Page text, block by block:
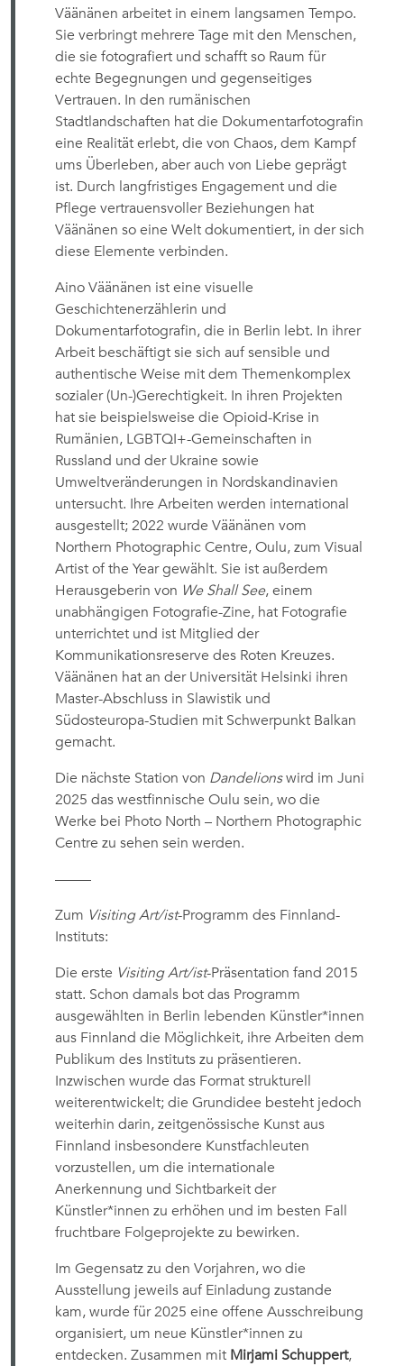
Väänänen arbeitet in einem langsamen Tempo.
Sie verbringt mehrere Tage mit den Menschen,
die sie fotografiert und schafft so Raum für
echte Begegnungen und gegenseitiges
Vertrauen. In den rumänischen
Stadtlandschaften hat die Dokumentarfotografin
eine Realität erlebt, die von Chaos, dem Kampf
ums Überleben, aber auch von Liebe geprägt
ist. Durch langfristiges Engagement und die
Pflege vertrauensvoller Beziehungen hat
Väänänen so eine Welt dokumentiert, in der sich
diese Elemente verbinden.
Aino Väänänen ist eine visuelle
Geschichtenerzählerin und
Dokumentarfotografin, die in Berlin lebt. In ihrer
Arbeit beschäftigt sie sich auf sensible und
authentische Weise mit dem Themenkomplex
sozialer (Un-)Gerechtigkeit. In ihren Projekten
hat sie beispielsweise die Opioid-Krise in
Rumänien, LGBTQI+-Gemeinschaften in
Russland und der Ukraine sowie
Umweltveränderungen in Nordskandinavien
untersucht. Ihre Arbeiten werden international
ausgestellt; 2022 wurde Väänänen vom
Northern Photographic Centre, Oulu, zum Visual
Artist of the Year gewählt. Sie ist außerdem
Herausgeberin von We Shall See, einem
unabhängigen Fotografie-Zine, hat Fotografie
unterrichtet und ist Mitglied der
Kommunikationsreserve des Roten Kreuzes.
Väänänen hat an der Universität Helsinki ihren
Master-Abschluss in Slawistik und
Südosteuropa-Studien mit Schwerpunkt Balkan
gemacht.
Die nächste Station von Dandelionswird im Juni
2025 das westfinnische Oulu sein, wo die
Werke bei Photo North – Northern Photographic
Centre zu sehen sein werden.
——–
Zum Visiting Art/ist-Programm des Finnland-
Instituts:
Die erste Visiting Art/ist-Präsentation fand 2015
statt. Schon damals bot das Programm
ausgewählten in Berlin lebenden Künstler*innen
aus Finnland die Möglichkeit, ihre Arbeiten dem
Publikum des Instituts zu präsentieren.
Inzwischen wurde das Format strukturell
weiterentwickelt; die Grundidee besteht jedoch
weiterhin darin, zeitgenössische Kunst aus
Finnland insbesondere Kunstfachleuten
vorzustellen, um die internationale
Anerkennung und Sichtbarkeit der
Künstler*innen zu erhöhen und im besten Fall
fruchtbare Folgeprojekte zu bewirken.
Im Gegensatz zu den Vorjahren, wo die
Ausstellung jeweils auf Einladung zustande
kam, wurde für 2025 eine offene Ausschreibung
organisiert, um neue Künstler*innen zu
entdecken. Zusammen mit Mirjami Schuppert,